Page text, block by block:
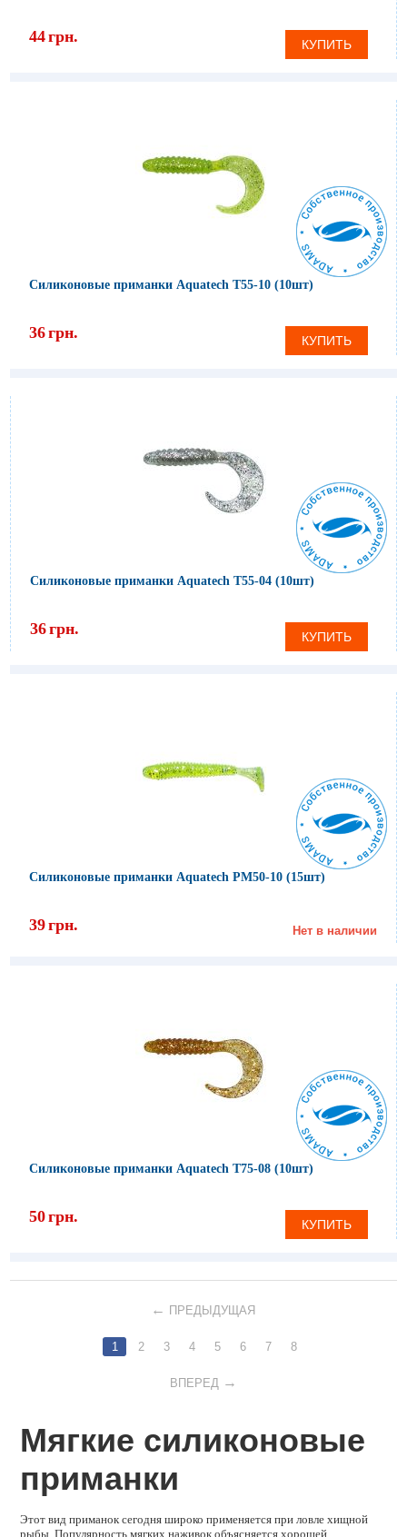
44грн. КУПИТЬ
Силиконовые приманки Aquatech Т55-10 (10шт)
36грн. КУПИТЬ
Силиконовые приманки Aquatech Т55-04 (10шт)
36грн. КУПИТЬ
Силиконовые приманки Aquatech PM50-10 (15шт)
39грн. Нет в наличии
Силиконовые приманки Aquatech Т75-08 (10шт)
50грн. КУПИТЬ
ПРЕДЫДУЩАЯ
1 2 3 4 5 6 7 8
ВПЕРЕД
Мягкие силиконовые
приманки
Этот вид приманок сегодня широко применяется при ловле хищной
рыбы. Популярность мягких наживок объясняется хорошей